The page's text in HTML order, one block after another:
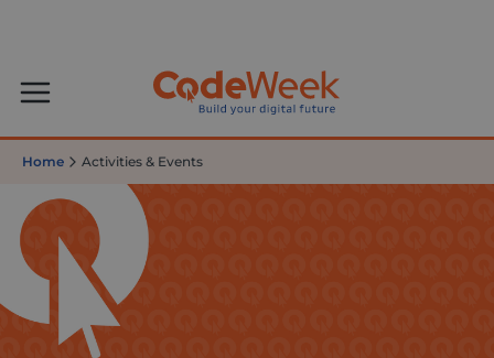
Home Activities & Events